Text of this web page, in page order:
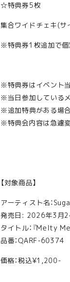
☆特典券5枚
集合ワイドチェキ(サ
※特典券1枚追加で個
※特典券はイベント
※当日参加している
※追加特典がある場合
※特典会内容は急遽
【対象商品】
アーティスト名：
発売日: 2026年3月
タイトル：『Melty
品番：QARF-60374
価格：税込¥1,200-